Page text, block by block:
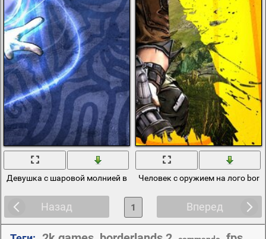
Девушка с шаровой молнией в руке из Borderlands 2
Человек с оружием на лого
Назад Вперед
1